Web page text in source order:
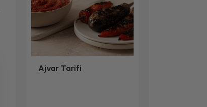
Ajvar Tarifi